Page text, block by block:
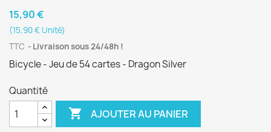
15,90 €
(15,90 € Unité)
TTC
Livraison sous 24/48h !
Bicycle - Jeu de 54 cartes - Dragon Silver
Quantité
 AJOUTER AU PANIER